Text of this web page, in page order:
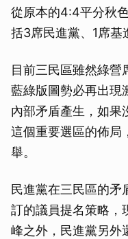
從原本的4:4平分秋
括3席民進黨、1席基
目前三民區雖然綠
藍綠版圖勢必再出現
內部矛盾產生，如果
這個重要選區的佈局
舉。
民進黨在三民區的矛
訂的議員提名策略，
峰之外，民進黨另外